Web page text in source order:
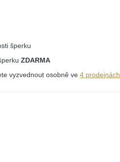
šperku
ZDARMA
vyzvednout osobně ve4 prodejnách